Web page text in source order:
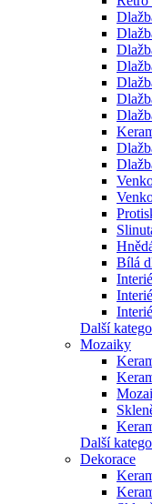
Bílá
Další
Mozaiky
Další
Dekorace